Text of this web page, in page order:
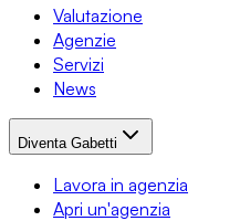
Valutazione
Agenzie
Servizi
News
Diventa Gabetti
Lavora in agenzia
Apri un'agenzia